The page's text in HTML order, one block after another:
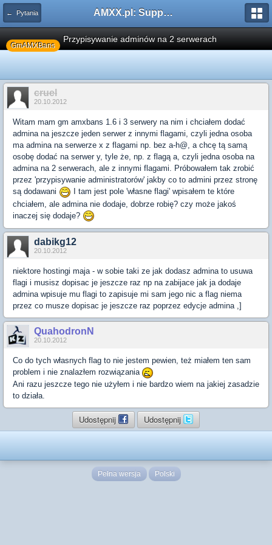
← Pytania AMXX.pl: Support AMX Mod X i SourceMod
GmAMXBans
Przypisywanie adminów na 2 serwerach
cruel
20.10.2012
Witam mam gm amxbans 1.6 i 3 serwery na nim i chciałem dodać
admina na jeszcze jeden serwer z innymi flagami, czyli jedna osoba
ma admina na serwerze x z flagami np. bez a-h@, a chcę tą samą
osobę dodać na serwer y, tyle że, np. z flagą a, czyli jedna osoba na
admina na 2 serwerach, ale z innymi flagami. Próbowałem tak zrobić
przez 'przypisywanie administratorów' jakby co to admini przez stronę
są dodawani
I tam jest pole 'własne flagi' wpisałem te które
chciałem, ale admina nie dodaje, dobrze robię? czy może jakoś
inaczej się dodaje?
dabikg12
20.10.2012
niektore hostingi maja - w sobie taki ze jak dodasz admina to usuwa
flagi i musisz dopisac je jeszcze raz np na zabijace jak ja dodaje
admina wpisuje mu flagi to zapisuje mi sam jego nic a flag niema
przez co musze dopisac je jeszcze raz poprzez edycje admina ,]
QuahodronN
20.10.2012
Co do tych własnych flag to nie jestem pewien, też miałem ten sam
problem i nie znalazłem rozwiązania
Ani razu jeszcze tego nie użyłem i nie bardzo wiem na jakiej zasadzie
to działa.
Udostępnij Udostępnij
Pełna wersja Polski